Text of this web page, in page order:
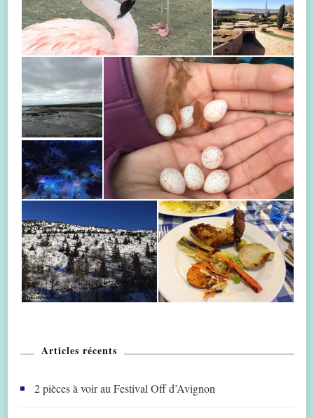
Articles récents
2 pièces à voir au Festival Off d’Avignon